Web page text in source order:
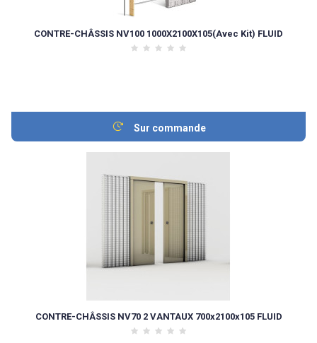
CONTRE-CHÂSSIS NV100 1000X2100X105(Avec Kit) FLUID
Sur commande
CONTRE-CHÂSSIS NV70 2 VANTAUX 700x2100x105 FLUID